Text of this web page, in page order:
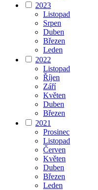
2023
Listopad
Srpen
Duben
Březen
Leden
2022
Listopad
Říjen
Září
Květen
Duben
Březen
2021
Prosinec
Listopad
Červen
Květen
Duben
Březen
Leden